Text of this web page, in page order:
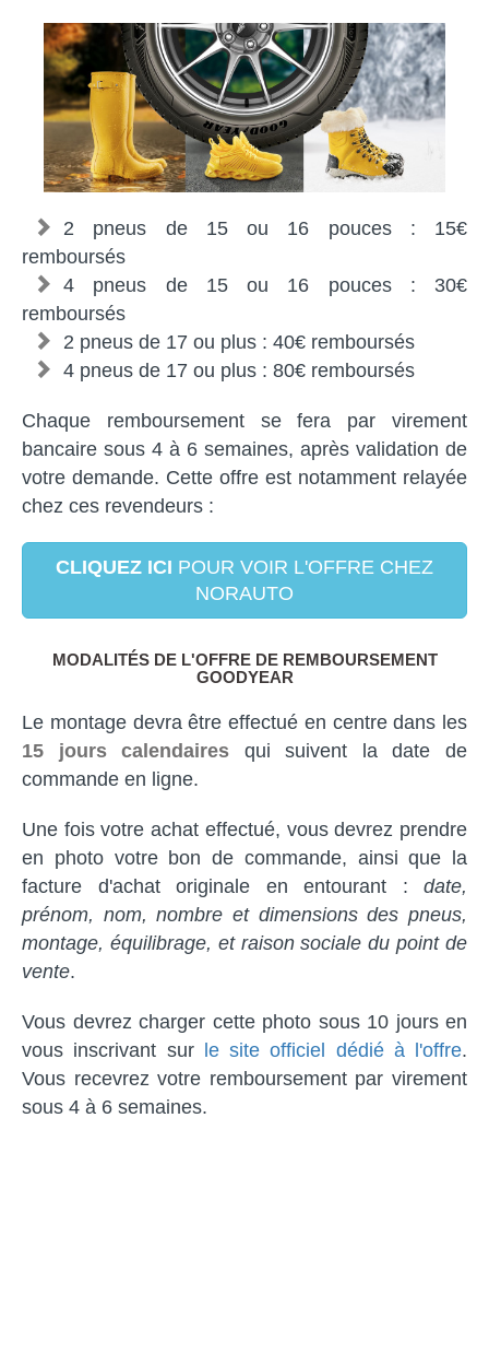
2 pneus de 15 ou 16 pouces : 15€
remboursés
4 pneus de 15 ou 16 pouces : 30€
remboursés
2 pneus de 17 ou plus : 40€ remboursés
4 pneus de 17 ou plus : 80€ remboursés
Chaque remboursement se fera par virement
bancaire sous 4 à 6 semaines, après validation de
votre demande. Cette offre est notamment relayée
chez ces revendeurs :
CLIQUEZ ICI POUR VOIR L'OFFRE CHEZ
NORAUTO
MODALITÉS DE L'OFFRE DE REMBOURSEMENT
GOODYEAR
Le montage devra être effectué en centre dans les
15 jours calendaires qui suivent la date de
commande en ligne.
Une fois votre achat effectué, vous devrez prendre
en photo votre bon de commande, ainsi que la
facture d'achat originale en entourant : date,
prénom, nom, nombre et dimensions des pneus,
montage, équilibrage, et raison sociale du point de
vente.
Vous devrez charger cette photo sous 10 jours en
vous inscrivant sur
le site officiel dédié à l'offre.
Vous recevrez votre remboursement par virement
sous 4 à 6 semaines.